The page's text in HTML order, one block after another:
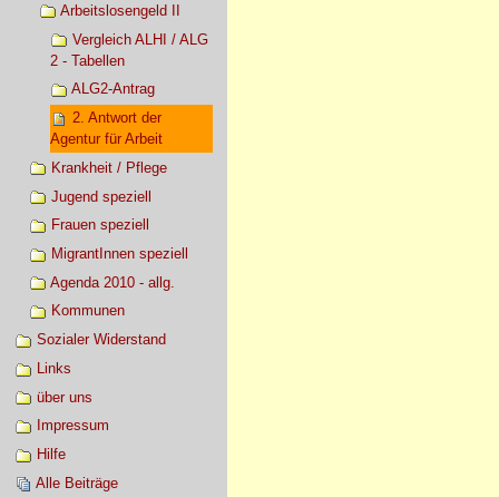
Arbeitslosengeld II
Vergleich ALHI / ALG
2 - Tabellen
ALG2-Antrag
2. Antwort der
Agentur für Arbeit
Krankheit / Pflege
Jugend speziell
Frauen speziell
MigrantInnen speziell
Agenda 2010 - allg.
Kommunen
Sozialer Widerstand
Links
über uns
Impressum
Hilfe
Alle Beiträge